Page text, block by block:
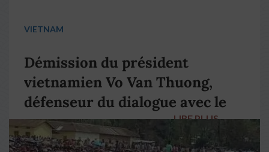
VIETNAM
Démission du président
vietnamien Vo Van Thuong,
défenseur du dialogue avec le
pape François
LIRE PLUS →